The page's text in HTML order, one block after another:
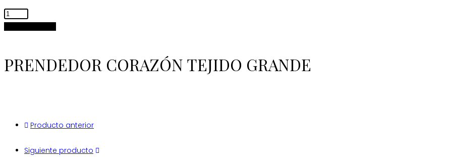
Prendedor
cantidad
PRENDEDOR CORAZÓN TEJIDO GRANDE
Producto anterior
Siguiente producto